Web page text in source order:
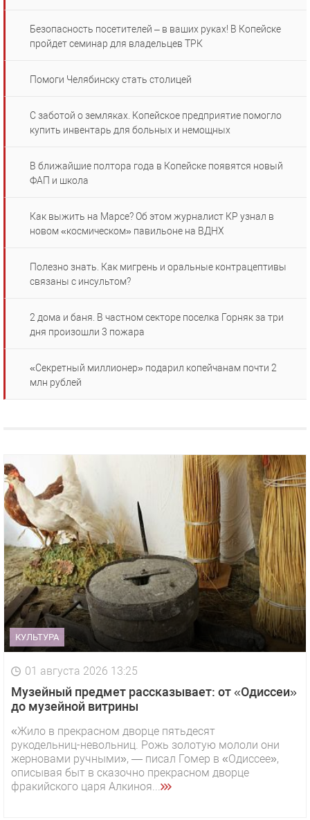
Безопасность посетителей – в ваших руках! В Копейске
пройдет семинар для владельцев ТРК
Помоги Челябинску стать столицей
С заботой о земляках. Копейское предприятие помогло
купить инвентарь для больных и немощных
В ближайшие полтора года в Копейске появятся новый
ФАП и школа
Как выжить на Марсе? Об этом журналист КР узнал в
новом «космическом» павильоне на ВДНХ
Полезно знать. Как мигрень и оральные контрацептивы
связаны с инсультом?
2 дома и баня. В частном секторе поселка Горняк за три
дня произошли 3 пожара
«Секретный миллионер» подарил копейчанам почти 2
млн рублей
КУЛЬТУРА
01 августа 2026 13:25
Музейный предмет рассказывает: от «Одиссеи»
до музейной витрины
«Жило в прекрасном дворце пятьдесят
рукодельниц-невольниц. Рожь золотую мололи они
жерновами ручными», — писал Гомер в «Одиссее»,
описывая быт в сказочно прекрасном дворце
фракийского царя Алкиноя...